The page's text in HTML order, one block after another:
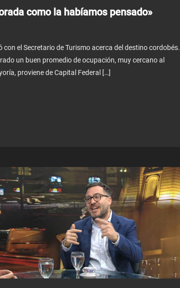
como la habíamos pensado»
el Secretario de Turismo acerca del destino cordobés.
un buen promedio de ocupación, muy cercano al
proviene de Capital Federal […]